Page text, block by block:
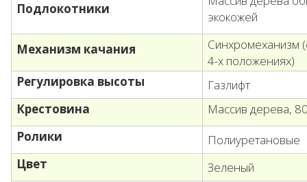
Подлокотники
экокожей
Механизм качания
Cинхромеханизм
4-х положениях)
Регулировка высоты
Газлифт
Крестовина
Массив дерева,
Ролики
Полиуретановые
Цвет
Зеленый